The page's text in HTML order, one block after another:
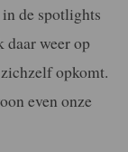
de spotlights
daar weer op
opkomt.
even onze